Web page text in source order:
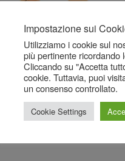
e sintomi della fibromialgia
Against Rheumatism, il
in tre fasi ben delineate:
Impostazione sui
Utilizziamo i cookie sul
più pertinente ricordando
Cliccando su "Accetta
cookie. Tuttavia, puoi
un consenso controllato.
Cookie Settings